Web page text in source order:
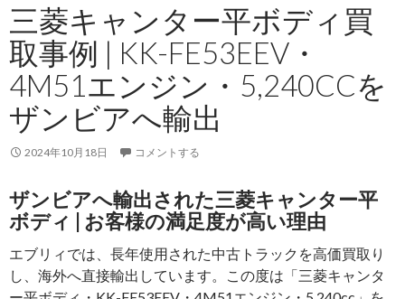
ン
ダ
へ
輸
出
ま
た
三菱キャンター平ボディ買
取事例 | KK-FE53EEV・
4M51エンジン・5,240CCを
ザンビアへ輸出
2024年10月18日 コメントする
ザンビアへ輸出された三菱キャンター平
ボディ | お客様の満足度が高い理由
エブリィでは、長年使用された中古トラックを高価買取り
し、海外へ直接輸出しています。この度は「三菱キャンタ